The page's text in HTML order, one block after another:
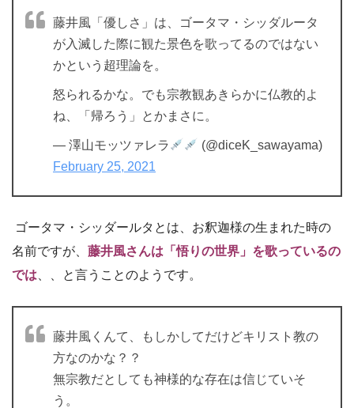
藤井風「優しさ」は、ゴータマ・シッダルータ
が入滅した際に観た景色を歌ってるのではない
かという超理論を。
怒られるかな。でも宗教観あきらかに仏教的よ
ね、「帰ろう」とかまさに。
— 澤山モッツァレラ
(@diceK_sawayama)
February 25, 2021
ゴータマ・シッダールタとは、お釈迦様の生まれた時の
名前ですが、 藤井風さんは「悟りの世界」を歌っているの
では 、、と言うことのようです。
藤井風くんて、もしかしてだけどキリスト教の
方なのかな？？
無宗教だとしても神様的な存在は信じていそ
う。